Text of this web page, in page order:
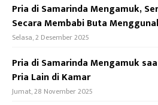
Pria di Samarinda Mengamuk,
Secara Membabi Buta
Selasa, 2 Desember 2025
Pria di Samarinda Mengamuk
Pria Lain di Kamar
Jumat, 28 November 2025